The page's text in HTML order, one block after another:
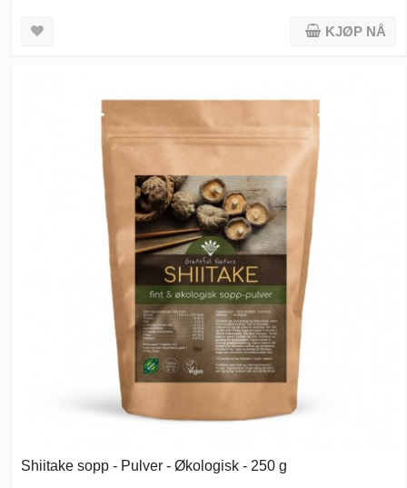
KJØP NÅ
Shiitake sopp - Pulver - Økologisk - 250 g